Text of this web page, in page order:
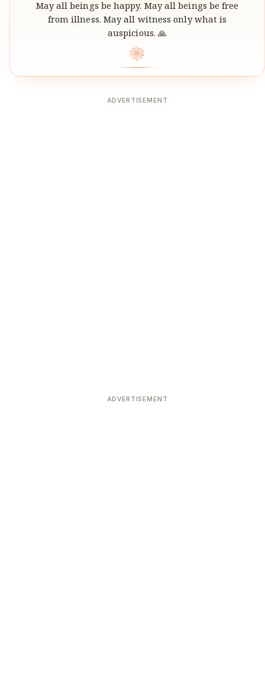
May all beings be happy. May all beings be free
from illness. May all witness only what is
auspicious. 🙏
❀
ADVERTISEMENT
ADVERTISEMENT